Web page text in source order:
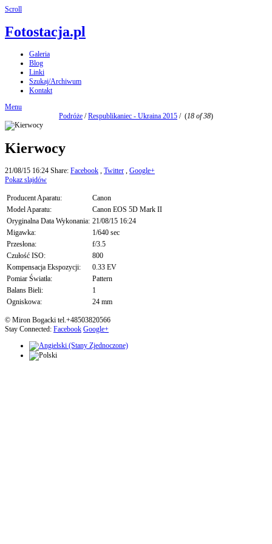
Scroll
Fotostacja.pl
Galeria
Blog
Linki
Szukaj/Archiwum
Kontakt
Menu
Podróże /Respublikaniec - Ukraina 2015 / (18 of 38)
Kierwocy
21/08/15 16:24 Share: Facebook , Twitter , Google+
Pokaz slajdów
Producent Aparatu:
Canon
Model Aparatu:
Canon EOS 5D Mark II
Oryginalna Data Wykonania: 21/08/15 16:24
Migawka:
1/640 sec
Przesłona:
f/3.5
Czułość ISO:
800
Kompensacja Ekspozycji:
0.33 EV
Pomiar Światła:
Pattern
Balans Bieli:
1
Ogniskowa:
24 mm
© Miron Bogacki tel.+48503820566
Stay Connected: Facebook Google+